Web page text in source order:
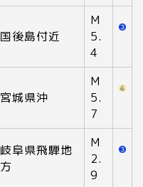
国後島付近
M
5.
4
宮城県沖
M
5.
7
岐阜県飛騨地
方
M
2.
9